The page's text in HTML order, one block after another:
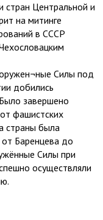
стран Центральной и
на митинге
в СССР
Силы под
добились
завершено
фашистских
страны была
Баренцева до
Силы при
осуществляли